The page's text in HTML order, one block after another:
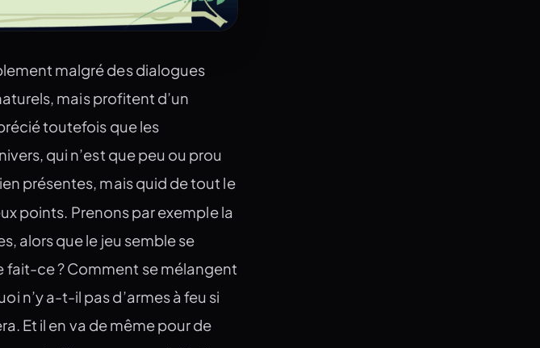
malgré des dialogues
mais profitent d’un
toutefois que les
qui n’est que peu ou prou
présentes, mais quid de tout le
points. Prenons par exemple la
alors que le jeu semble se
fait-ce ? Comment se mélangent
n’y a-t-il pas d’armes à feu si
Et il en va de même pour de